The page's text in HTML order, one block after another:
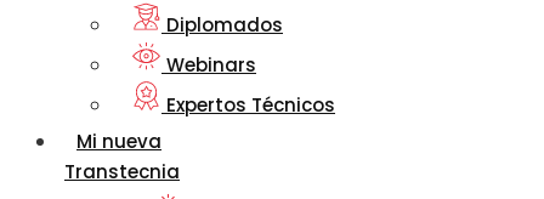
Diplomados
Webinars
Expertos Técnicos
Mi nueva
Transtecnia